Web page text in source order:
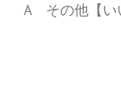
A その他【い